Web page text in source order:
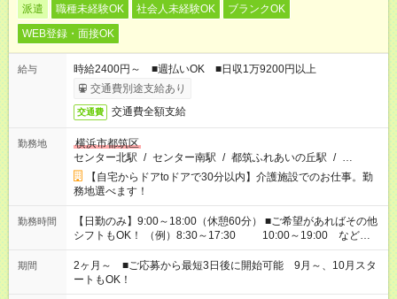
派遣 職種未経験OK 社会人未経験OK
ブランクOK
WEB登録・面接OK
給与
時給2400円～ ■週払いOK ■日収1万9200円以上
交通費別途支給あり
交通費 交通費全額支給
勤務地
横浜市都筑区
センター北駅 / センター南駅 / 都筑ふれあいの丘駅 / …
【自宅からドアtoドアで30分以内】介護施設でのお仕事。勤
務地選べます！
勤務時間
【日勤のみ】9:00～18:00（休憩60分） ■ご希望があればその他
シフトもOK！ （例）8:30～17:30 10:00～19:00 など
「家族とお休みを合わせたい」 「余裕を持って夕飯の準備がし
たい」 「できれば残業はしたくない」 など、ご希望があれば教
えてくださいね。 ※Wワーク希望の方へ 今ご覧のお仕事で希望
する勤務時間と、もう1つのお仕事の勤務時間。 合計で週40時
期間
2ヶ月～ ■ご応募から最短3日後に開始可能 9月～、10月スタ
ートもOK！